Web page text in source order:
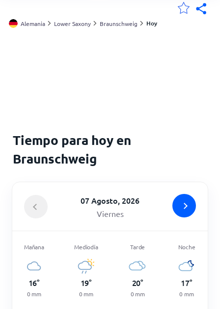
Argentina
Alemania Lower Saxony Braunschweig Hoy
Tiempo para hoy en
Braunschweig
07 Agosto, 2026
Viernes
Mañana
16°
0 mm
Mediodía
19°
0 mm
Tarde
20°
0 mm
Noche
17°
0 mm